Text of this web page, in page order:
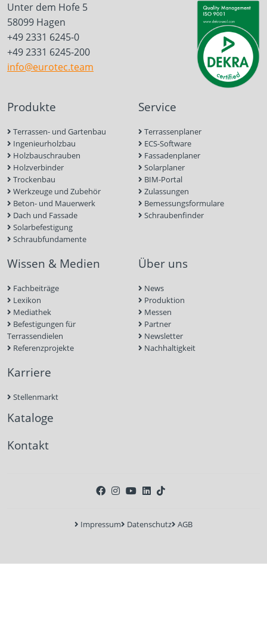
Unter dem Hofe 5
58099 Hagen
+49 2331 6245-0
+49 2331 6245-200
info@eurotec.team
Produkte
Terrassen- und Gartenbau
Ingenieurholzbau
Holzbauschrauben
Holzverbinder
Trockenbau
Werkzeuge und Zubehör
Beton- und Mauerwerk
Dach und Fassade
Solarbefestigung
Schraubfundamente
Service
Terrassenplaner
ECS-Software
Fassadenplaner
Solarplaner
BIM-Portal
Zulassungen
Bemessungsformulare
Schraubenfinder
Wissen & Medien
Fachbeiträge
Lexikon
Mediathek
Befestigungen für
Terrassendielen
Referenzprojekte
Über uns
News
Produktion
Messen
Partner
Newsletter
Nachhaltigkeit
Karriere
Stellenmarkt
Kataloge
Kontakt
Impressum Datenschutz AGB